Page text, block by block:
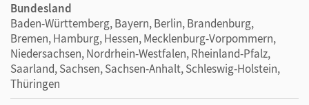
Bundesland
Baden-Württemberg, Bayern, Berlin, Brandenburg,
Bremen, Hamburg, Hessen, Mecklenburg-Vorpommern,
Niedersachsen, Nordrhein-Westfalen, Rheinland-Pfalz,
Saarland, Sachsen, Sachsen-Anhalt, Schleswig-Holstein,
Thüringen